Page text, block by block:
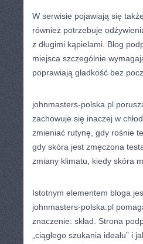
W serwisie pojawiają się
również potrzebuje
z długimi kąpielami. Blog
miejsca szczególnie
poprawiają gładkość bez
johnmasters-polska.pl
zachowuje się inaczej w
zmieniać rutynę, gdy rośnie
gdy skóra jest zmęczona
zmiany klimatu, kiedy skóra
Istotnym elementem bloga
johnmasters-polska.pl
znaczenie: skład. Strona
„ciągłego szukania ideału”